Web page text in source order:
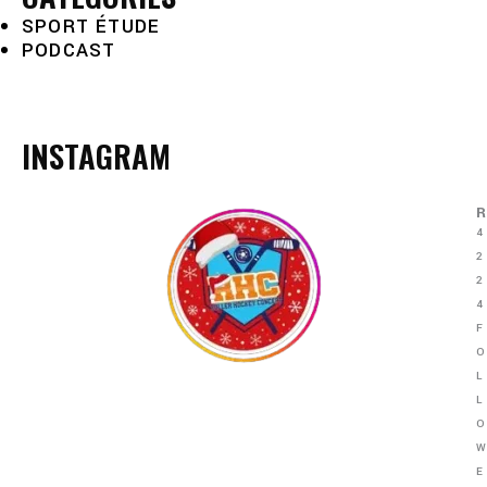
SPORT ÉTUDE
PODCAST
INSTAGRAM
4
2
2
4
F
O
L
L
O
W
E